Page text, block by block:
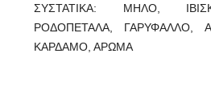
ΣΥΣΤΑΤΙΚΑ: ΜΗΛΟ,
ΡΟΔΟΠΕΤΑΛΑ, ΓΑΡΥΦΑΛΛΟ,
ΚΑΡΔΑΜΟ, ΑΡΩΜΑ